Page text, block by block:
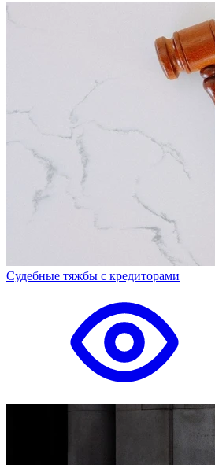
Судебные тяжбы с кредиторами